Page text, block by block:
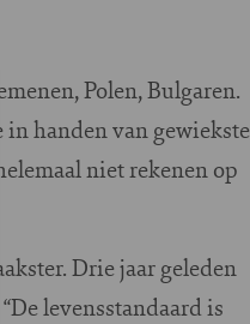
Polen, Bulgaren.
handen van gewiekste
niet rekenen op
Drie jaar geleden
levensstandaard is